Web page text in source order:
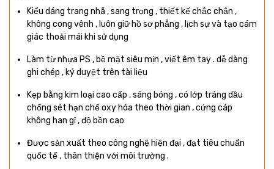
Kiểu dáng trang nhã , sang trọng , thiết kế chắc chắn ,
không cong vênh , luôn giữ hồ sơ phẳng , lịch sự và tạo cám
giác thoải mái khi sử dụng
Làm từ nhựa PS , bề mặt siêu mịn , viết êm tay . dễ dàng
ghi chép , ký duyệt trên tài liệu
Kẹp bằng kim loại cao cấp , sáng bóng , có lớp tráng dầu
chống sét hạn chế oxy hóa theo thời gian , cứng cáp
không han gỉ , độ bền cao
Được sản xuất theo công nghệ hiện đại , đạt tiêu chuẩn
quốc tế , thân thiện với môi trường .